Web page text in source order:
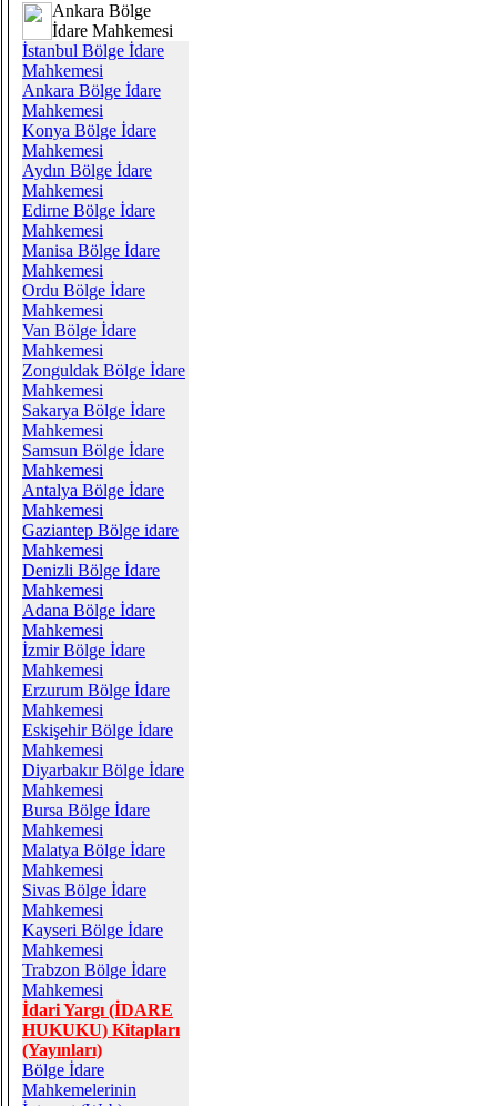
Ankara Bölge
İdare Mahkemesi
İstanbul Bölge İdare
Mahkemesi
Ankara Bölge İdare
Mahkemesi
Konya Bölge İdare
Mahkemesi
Aydın Bölge İdare
Mahkemesi
Edirne Bölge İdare
Mahkemesi
Manisa Bölge İdare
Mahkemesi
Ordu Bölge İdare
Mahkemesi
Van Bölge İdare
Mahkemesi
Zonguldak Bölge İdare
Mahkemesi
Sakarya Bölge İdare
Mahkemesi
Samsun Bölge İdare
Mahkemesi
Antalya Bölge İdare
Mahkemesi
Gaziantep Bölge idare
Mahkemesi
Denizli Bölge İdare
Mahkemesi
Adana Bölge İdare
Mahkemesi
İzmir Bölge İdare
Mahkemesi
Erzurum Bölge İdare
Mahkemesi
Eskişehir Bölge İdare
Mahkemesi
Diyarbakır Bölge İdare
Mahkemesi
Bursa Bölge İdare
Mahkemesi
Malatya Bölge İdare
Mahkemesi
Sivas Bölge İdare
Mahkemesi
Kayseri Bölge İdare
Mahkemesi
Trabzon Bölge İdare
Mahkemesi
İdari Yargı (İDARE
HUKUKU) Kitapları
(Yayınları)
Bölge İdare
Mahkemelerinin